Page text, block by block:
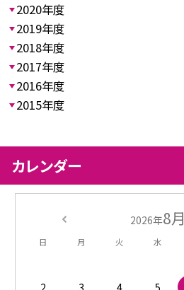
2020年度
2019年度
2018年度
2017年度
2016年度
2015年度
カレンダー
2026年8月
日 月 火 水
2
3 4 5